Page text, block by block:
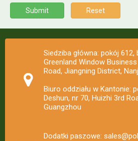
Submit Reset
Siedziba główna: pokój 612,
Greenland Window
Road, Jiangning District,
Biuro oddziału w Kantonie:
Deshun, nr 70, Huizhi 3rd
Guangzhou
Dodatki paszowe: